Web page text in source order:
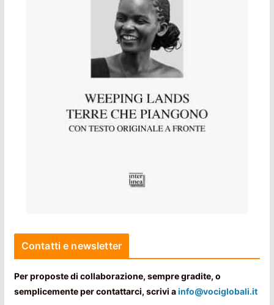
Contatti e newsletter
Per proposte di collaborazione, sempre gradite, o
semplicemente per contattarci, scrivi ainfo@vociglobali.it